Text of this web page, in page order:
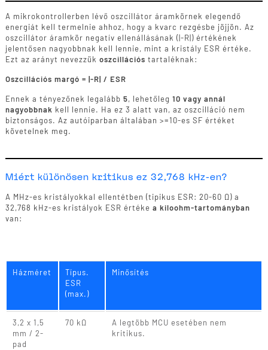
A mikrokontrollerben lévő oszcillátor áramkörnek elegendő
energiát kell termelnie ahhoz, hogy a kvarc rezgésbe jöjjön. Az
oszcillátor áramkör negatív ellenállásának (|-R|) értékének
jelentősen nagyobbnak kell lennie, mint a kristály ESR értéke.
Ezt az arányt nevezzük oszcillációs tartaléknak:
Oszcillációs margó = |-R| / ESR
Ennek a tényezőnek legalább 5, lehetőleg 10 vagy annál
nagyobbnak kell lennie. Ha ez 3 alatt van, az oszcilláció nem
biztonságos. Az autóiparban általában >=10-es SF értéket
követelnek meg.
Miért különösen kritikus ez 32,768 kHz-en?
A MHz-es kristályokkal ellentétben (tipikus ESR: 20-60 Ω) a
32,768 kHz-es kristályok ESR értéke a kiloohm-tartományban
van:
Házméret
Típus.
ESR
(max.)
Minősítés
3,2 x 1,5
mm / 2-
pad
70 kΩ
A legtöbb MCU esetében nem
kritikus.